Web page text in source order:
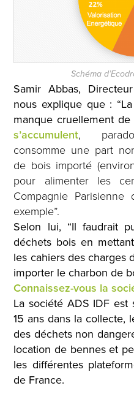
Schéma
Samir Abbas,
nous explique que :
manque cruellement
s’accumulent,
consomme une part
de bois importé
pour alimenter les
Compagnie
exemple”.
Selon lui, “Il faudrait
déchets bois en
les cahiers des charges
importer le charbon de
Connaissez-vous la
La société ADS IDF
15 ans dans la collecte,
des déchets non
location de bennes et
les différentes
de France.